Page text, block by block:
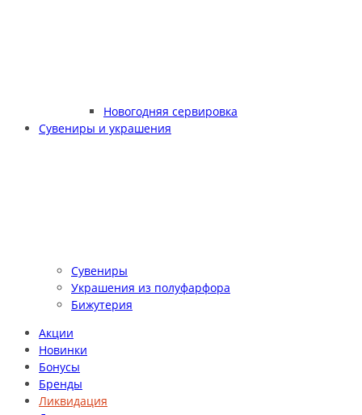
Новогодняя сервировка
Сувениры и украшения
Сувениры
Украшения из полуфарфора
Бижутерия
Акции
Новинки
Бонусы
Бренды
Ликвидация